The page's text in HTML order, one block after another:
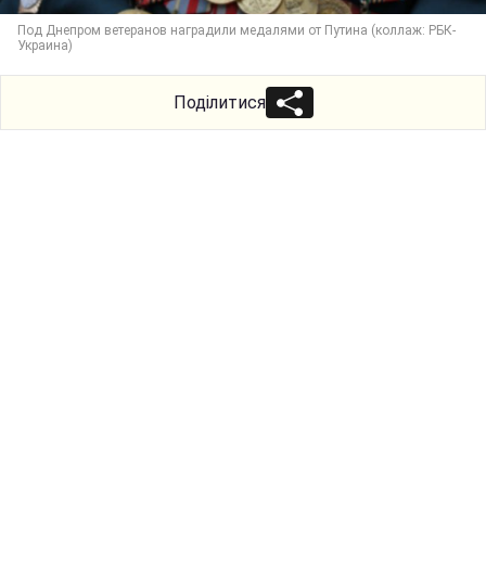
Под Днепром ветеранов наградили медалями от Путина (коллаж: РБК-
Украина)
Поділитися